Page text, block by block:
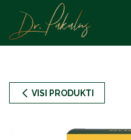
VISI PRODUKTI